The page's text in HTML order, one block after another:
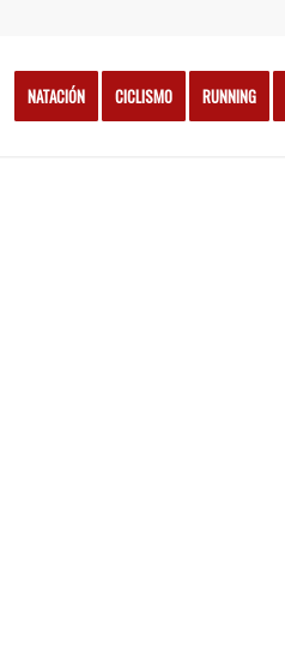
NATACIÓN CICLISMO RUNNING